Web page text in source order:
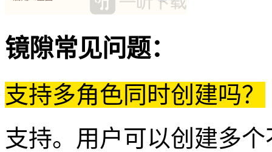
镜隙常见问题：
支持多角色同时创建吗？
支持。用户可以创建多